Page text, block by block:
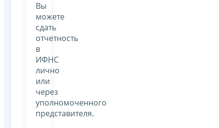
Вы
можете
сдать
отчетность
в
ИФНС
лично
или
через
уполномоченного
представителя.